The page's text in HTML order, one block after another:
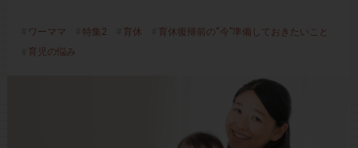
ワーママ 特集2 育休
育休復帰前の“今”準備しておきたいこと
育児の悩み